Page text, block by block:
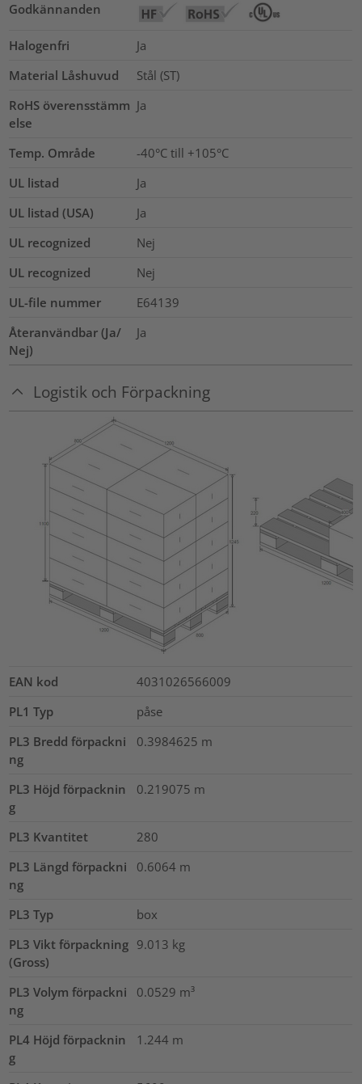
Godkännanden
Halogenfri
Ja
Material Låshuvud
Stål (ST)
RoHS överensstämm
else
Ja
Temp. Område
-40°C till +105°C
UL listad
Ja
UL listad (USA)
Ja
UL recognized
Nej
UL recognized
Nej
UL-file nummer
E64139
Återanvändbar (Ja/
Nej)
Ja
Logistik och Förpackning
EAN kod
4031026566009
PL1 Typ
påse
PL3 Bredd förpackni
ng
0.3984625 m
PL3 Höjd förpacknin
g
0.219075 m
PL3 Kvantitet
280
PL3 Längd förpackni
ng
0.6064 m
PL3 Typ
box
PL3 Vikt förpackning
(Gross)
9.013 kg
PL3 Volym förpackni
ng
0.0529 m³
PL4 Höjd förpacknin
g
1.244 m